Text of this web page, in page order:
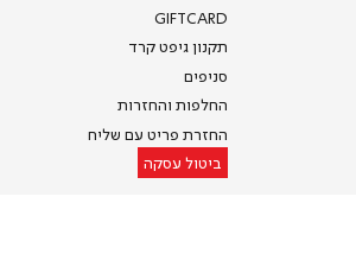
GIFTCARD
תקנון גיפט קרד
סניפים
החלפות והחזרות
החזרת פריט עם שליח
ביטול עסקה